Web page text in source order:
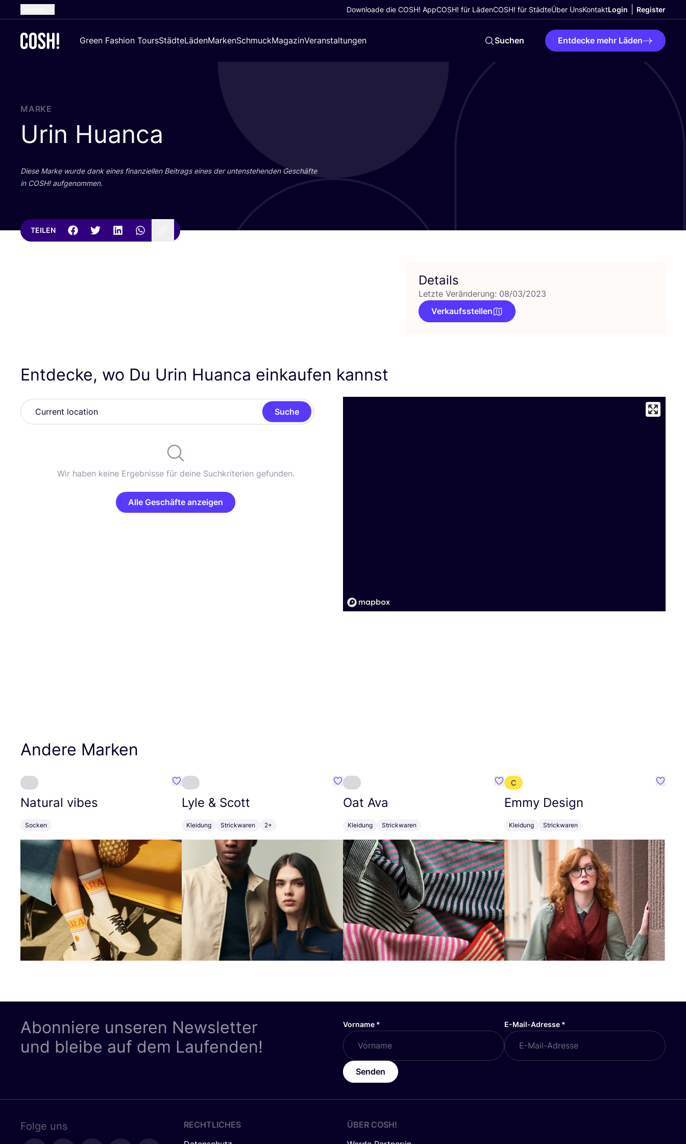
Dutch
Croatian
Downloade die COSH! AppCOSH! für LädenCOSH! für StädteÜber UnsKontaktLogin Register
Green Fashion ToursStädteLädenMarkenSchmuckMagazinVeranstaltungen Suchen Entdecke mehr Läden
MARKE
Urin Huanca
Die­se Mar­ke wur­de dank eines finan­zi­el­len Bei­trags eines der unten­ste­hen­den Geschäf­te
in COSH! aufgenommen.
TEILEN
Details
Letzte Veränderung: 08/03/2023
Verkaufsstellen
Entdecke, wo Du Urin Huanca einkaufen kannst
Suche
Wir haben keine Ergebnisse für deine Suchkriterien gefunden.
Alle Geschäfte anzeigen
Andere Marken
Natural vibes
Socken
Favorit Natural vibes
Lyle & Scott
Kleidung Strickwaren 2+
Favorit Lyle & Scott
Oat Ava
Kleidung Strickwaren
Favorit Oat Ava
C
Emmy Design
Kleidung Strickwaren
Favorit
Abonniere unseren Newsletter
und bleibe auf dem Laufenden!
Vorname * E-Mail-Adresse *
Senden
Folge uns
RECHTLICHES
ÜBER COSH!